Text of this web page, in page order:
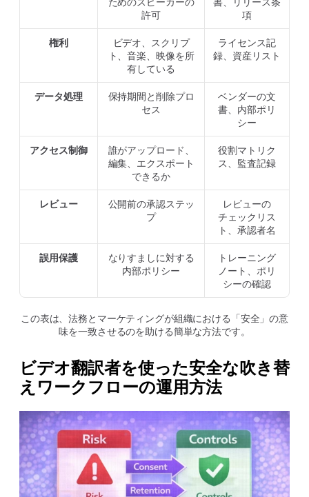
許可
項
権利
ビデオ、スクリプ
ト、音楽、映像を所
有している
ライセンス記
録、資産リスト
データ処理
保持期間と削除プロ
セス
ベンダーの文
書、内部ポリ
シー
アクセス制御
誰がアップロード、
編集、エクスポート
できるか
役割マトリク
ス、監査記録
レビュー
公開前の承認ステッ
プ
レビューの
チェックリス
ト、承認者名
誤用保護
なりすましに対する
内部ポリシー
トレーニング
ノート、ポリ
シーの確認
この表は、法務とマーケティングが組織における「安全」の意
味を一致させるのを助ける簡単な方法です。
ビデオ翻訳者を使った安全な吹き替
えワークフローの運用方法